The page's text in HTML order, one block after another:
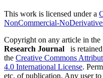
This work is licensed under a
NonCommercial-
Copyright on any article in the
Research Journal is
the Creative Commons
4.0 International License.
etc. of publication. Any user